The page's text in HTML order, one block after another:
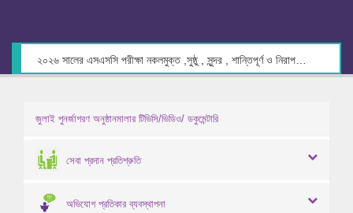
জুলাই পুনর্জাগরণ অনুষ্ঠানমালার টিভিসি/ভিডিও/ ডকুমেন্টারি
সেবা প্রদান প্রতিশ্রুতি
অভিযোগ প্রতিকার ব্যবস্থাপনা